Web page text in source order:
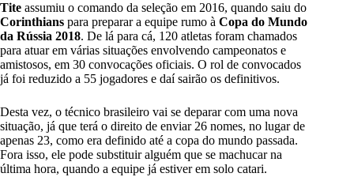
Tite assumiu o comando da seleção em 2016, quando saiu do
Corinthians para preparar a equipe rumo à Copa do Mundo
da Rússia 2018. De lá para cá, 120 atletas foram chamados
para atuar em várias situações envolvendo campeonatos e
amistosos, em 30 convocações oficiais. O rol de convocados
já foi reduzido a 55 jogadores e daí sairão os definitivos.
Desta vez, o técnico brasileiro vai se deparar com uma nova
situação, já que terá o direito de enviar 26 nomes, no lugar de
apenas 23, como era definido até a copa do mundo passada.
Fora isso, ele pode substituir alguém que se machucar na
última hora, quando a equipe já estiver em solo catari.